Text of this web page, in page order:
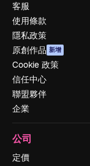
客服
使用條款
隱私政策
原創作品 新增
Cookie 政策
信任中心
聯盟夥伴
企業
公司
定價